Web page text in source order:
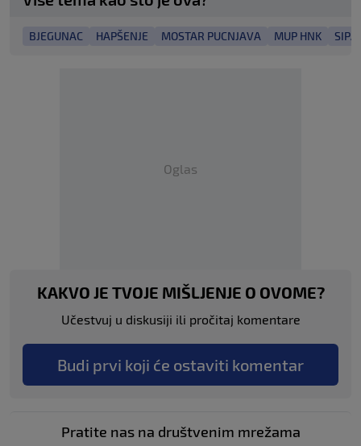
BJEGUNAC HAPŠENJE MOSTAR PUCNJAVA MUP HNK SIPA
Oglas
KAKVO JE TVOJE MIŠLJENJE O OVOME?
Učestvuj u diskusiji ili pročitaj komentare
Budi prvi koji će ostaviti komentar
Pratite nas na društvenim mrežama